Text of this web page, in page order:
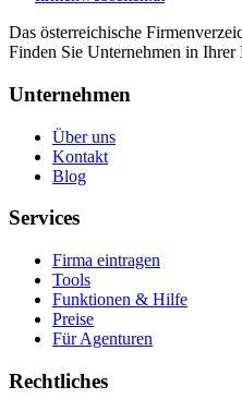
Das österreichische
Finden Sie Unternehmen in Ihrer
Unternehmen
Über uns
Kontakt
Blog
Services
Firma eintragen
Tools
Funktionen & Hilfe
Preise
Für Agenturen
Rechtliches